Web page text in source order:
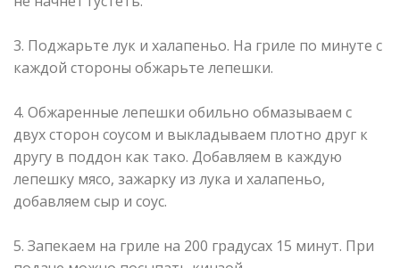
3. Поджарьте лук и халапеньо. На гриле по минуте с
каждой стороны обжарьте лепешки.
4. Обжаренные лепешки обильно обмазываем с
двух сторон соусом и выкладываем плотно друг к
другу в поддон как тако. Добавляем в каждую
лепешку мясо, зажарку из лука и халапеньо,
добавляем сыр и соус.
5. Запекаем на гриле на 200 градусах 15 минут. При